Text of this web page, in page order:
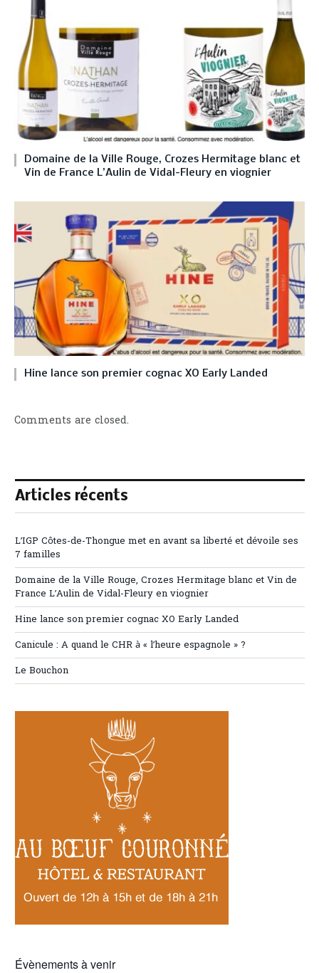
Domaine de la Ville Rouge, Crozes Hermitage blanc et
Vin de France L’Aulin de Vidal-Fleury en viognier
Hine lance son premier cognac XO Early Landed
Comments are closed.
Articles récents
L’IGP Côtes-de-Thongue met en avant sa liberté et dévoile ses
7 familles
Domaine de la Ville Rouge, Crozes Hermitage blanc et Vin de
France L’Aulin de Vidal-Fleury en viognier
Hine lance son premier cognac XO Early Landed
Canicule : A quand le CHR à « l’heure espagnole » ?
Le Bouchon
Évènements à venir